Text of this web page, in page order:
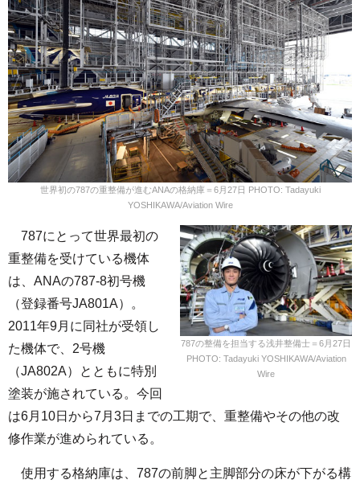
世界初の787の重整備が進むANAの格納庫＝6月27日 PHOTO: Tadayuki
YOSHIKAWA/Aviation Wire
787の整備を担当する浅井整備士＝6月27日
PHOTO: Tadayuki YOSHIKAWA/Aviation
Wire
787にとって世界最初の
重整備を受けている機体
は、ANAの787-8初号機
（登録番号JA801A）。
2011年9月に同社が受領し
た機体で、2号機
（JA802A）とともに特別
塗装が施されている。今回
は6月10日から7月3日までの工期で、重整備やその他の改
修作業が進められている。
使用する格納庫は、787の前脚と主脚部分の床が下がる構